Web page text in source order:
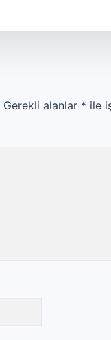
Gerekli alanlar * ile